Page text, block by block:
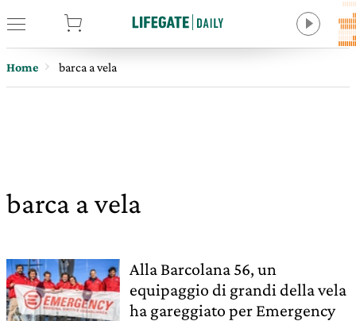
Home barca a vela
barca a vela
Alla Barcolana 56, un
equipaggio di grandi della vela
ha gareggiato per Emergency